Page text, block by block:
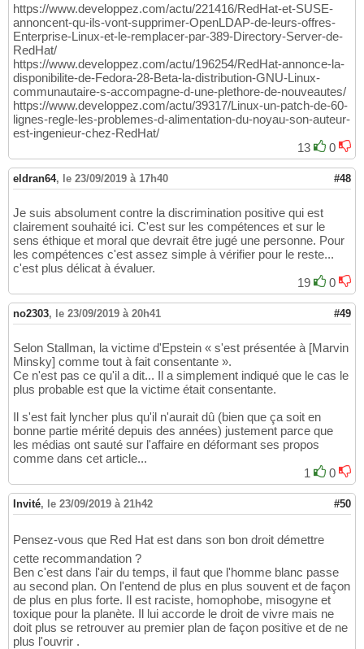
https://www.developpez.com/actu/221416/RedHat-et-SUSE-
annoncent-qu-ils-vont-supprimer-OpenLDAP-de-leurs-offres-
Enterprise-Linux-et-le-remplacer-par-389-Directory-Server-de-
RedHat/
https://www.developpez.com/actu/196254/RedHat-annonce-la-
disponibilite-de-Fedora-28-Beta-la-distribution-GNU-Linux-
communautaire-s-accompagne-d-une-plethore-de-nouveautes/
https://www.developpez.com/actu/39317/Linux-un-patch-de-60-
lignes-regle-les-problemes-d-alimentation-du-noyau-son-auteur-
est-ingenieur-chez-RedHat/
13
0
eldran64, le 23/09/2019 à 17h40 #48
Je suis absolument contre la discrimination positive qui est
clairement souhaité ici. C'est sur les compétences et sur le
sens éthique et moral que devrait être jugé une personne. Pour
les compétences c'est assez simple à vérifier pour le reste...
c'est plus délicat à évaluer.
19
0
no2303, le 23/09/2019 à 20h41 #49
Selon Stallman, la victime d'Epstein « s'est présentée à [Marvin
Minsky] comme tout à fait consentante ».
Ce n'est pas ce qu'il a dit... Il a simplement indiqué que le cas le
plus probable est que la victime était consentante.
Il s'est fait lyncher plus qu'il n'aurait dû (bien que ça soit en
bonne partie mérité depuis des années) justement parce que
les médias ont sauté sur l'affaire en déformant ses propos
comme dans cet article...
1
0
Invité, le 23/09/2019 à 21h42 #50
Pensez-vous que Red Hat est dans son bon droit démettre
cette recommandation ?
Ben c'est dans l'air du temps, il faut que l'homme blanc passe
au second plan. On l'entend de plus en plus souvent et de façon
de plus en plus forte. Il est raciste, homophobe, misogyne et
toxique pour la planète. Il lui accorde le droit de vivre mais ne
doit plus se retrouver au premier plan de façon positive et de ne
plus l'ouvrir .